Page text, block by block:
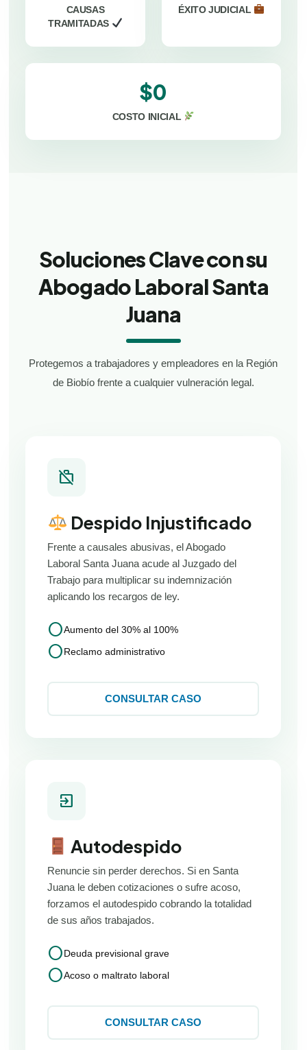
CAUSAS
TRAMITADAS
ÉXITO JUDICIAL
$0
COSTO INICIAL
Soluciones Clave con su
Abogado Laboral Santa
Juana
Protegemos a trabajadores y empleadores en la Región
de Biobío frente a cualquier vulneración legal.
work_off
Despido Injustificado
Frente a causales abusivas, el Abogado
Laboral Santa Juana acude al Juzgado del
Trabajo para multiplicar su indemnización
aplicando los recargos de ley.
circleAumento del 30% al 100%
circleReclamo administrativo
CONSULTAR CASO
exit_to_app
Autodespido
Renuncie sin perder derechos. Si en Santa
Juana le deben cotizaciones o sufre acoso,
forzamos el autodespido cobrando la totalidad
de sus años trabajados.
circleDeuda previsional grave
circleAcoso o maltrato laboral
CONSULTAR CASO